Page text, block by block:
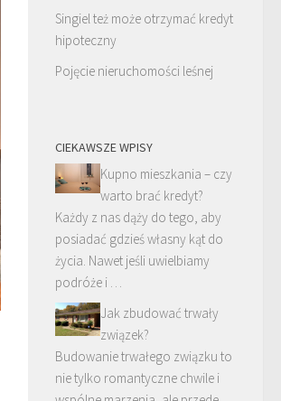
Singiel też może otrzymać kredyt
hipoteczny
Pojęcie nieruchomości leśnej
CIEKAWSZE WPISY
Kupno mieszkania – czy
warto brać kredyt?
Każdy z nas dąży do tego, aby
posiadać gdzieś własny kąt do
życia. Nawet jeśli uwielbiamy
podróże i …
Jak zbudować trwały
związek?
Budowanie trwałego związku to
nie tylko romantyczne chwile i